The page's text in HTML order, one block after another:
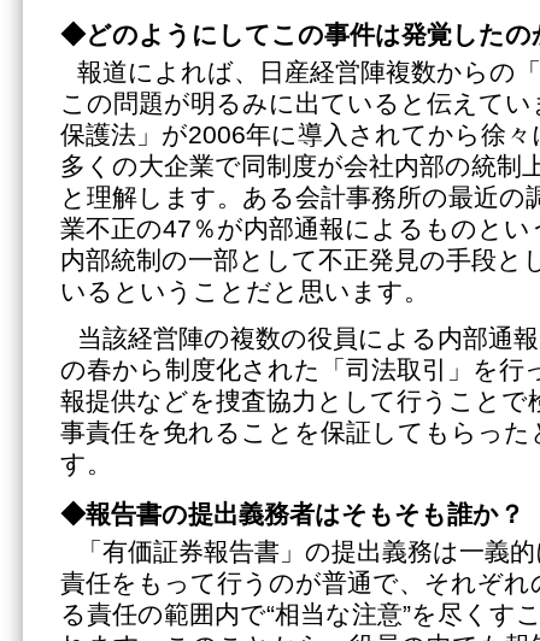
◆どのようにしてこの事件は発覚したの
報道によれば、日産経営陣複数からの
この問題が明るみに出ていると伝えてい
保護法」が2006年に導入されてから徐
多くの大企業で同制度が会社内部の統制
と理解します。ある会計事務所の最近の
業不正の47％が内部通報によるものと
内部統制の一部として不正発見の手段と
いるということだと思います。
当該経営陣の複数の役員による内部通
の春から制度化された「司法取引」を行
報提供などを捜査協力として行うことで
事責任を免れることを保証してもらっ
す。
◆報告書の提出義務者はそもそも誰か？
「有価証券報告書」の提出義務は一義
責任をもって行うのが普通で、それぞれ
る責任の範囲内で“相当な注意”を尽くす